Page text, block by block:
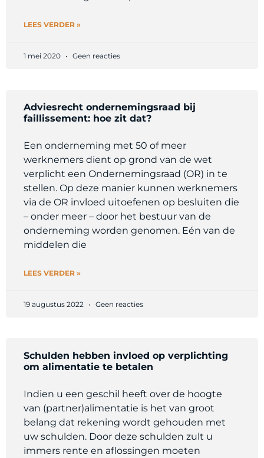
LEES VERDER »
1 mei 2020 Geen reacties
Adviesrecht ondernemingsraad bij
faillissement: hoe zit dat?
Een onderneming met 50 of meer
werknemers dient op grond van de wet
verplicht een Ondernemingsraad (OR) in te
stellen. Op deze manier kunnen werknemers
via de OR invloed uitoefenen op besluiten die
– onder meer – door het bestuur van de
onderneming worden genomen. Eén van de
middelen die
LEES VERDER »
19 augustus 2022 Geen reacties
Schulden hebben invloed op verplichting
om alimentatie te betalen
Indien u een geschil heeft over de hoogte
van (partner)alimentatie is het van groot
belang dat rekening wordt gehouden met
uw schulden. Door deze schulden zult u
immers rente en aflossingen moeten